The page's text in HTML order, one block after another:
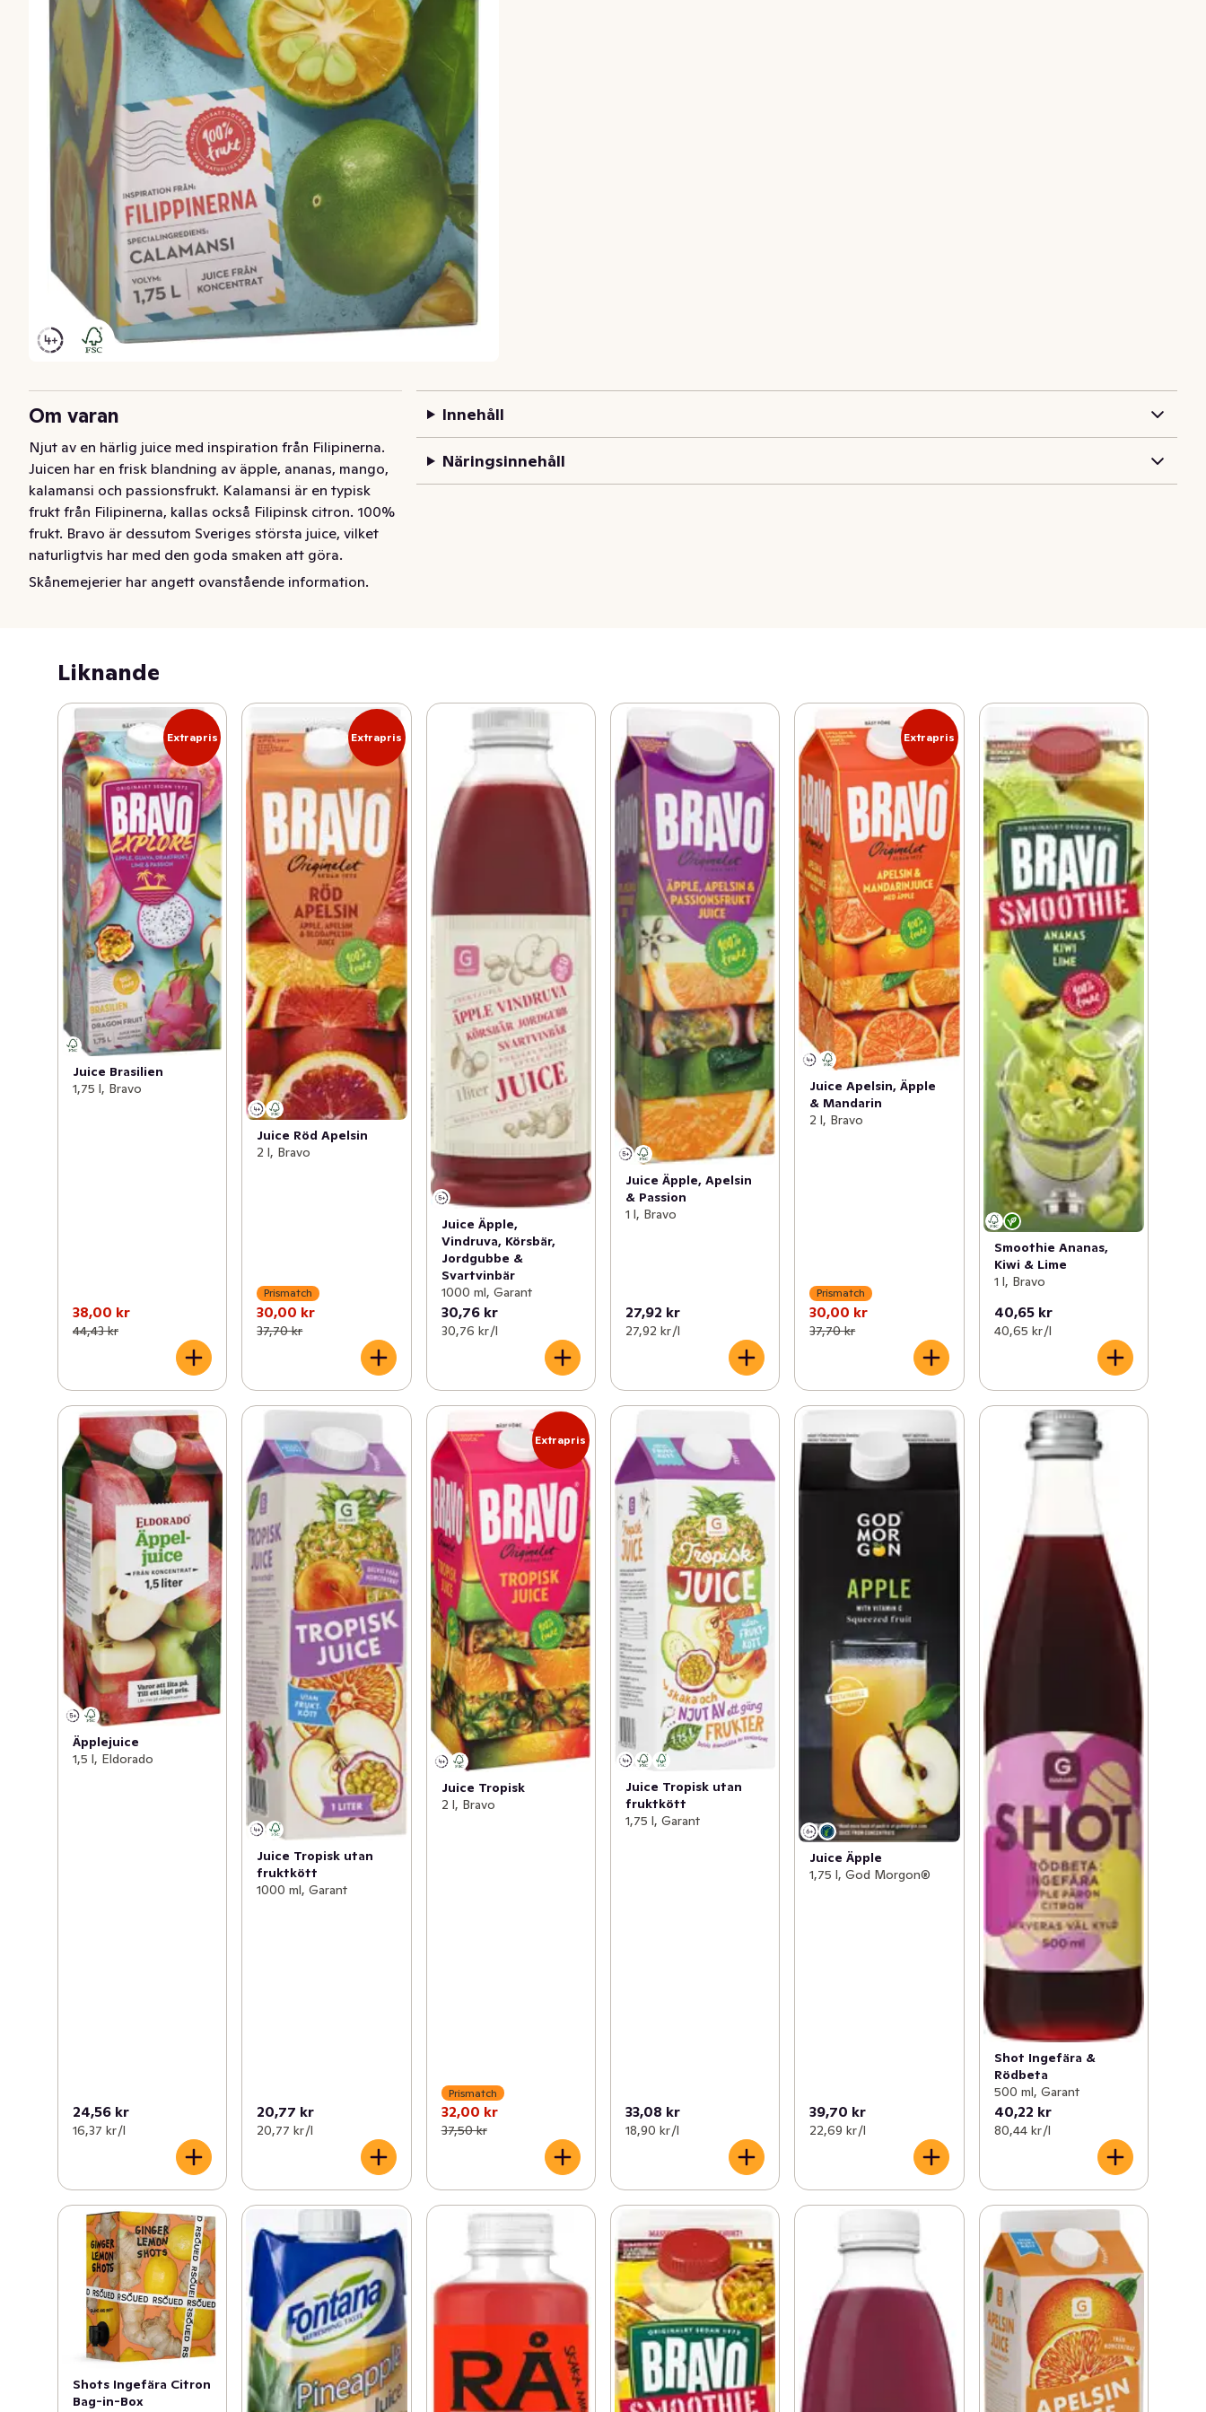
Om varan
Njut av en härlig juice med inspiration från Filipinerna.
Juicen har en frisk blandning av äpple, ananas, mango,
kalamansi och passionsfrukt. Kalamansi är en typisk
frukt från Filipinerna, kallas också Filipinsk citron. 100%
frukt. Bravo är dessutom Sveriges största juice, vilket
naturligtvis har med den goda smaken att göra.
Njut av en härlig juice med inspiration från Filippinerna.
100% frukt. Bravo är dessutom Sveriges största juice,
Skånemejerier har angett ovanstående information.
Innehåll
Näringsinnehåll
Liknande
Extrapris
Juice Brasilien
1,75 l, Bravo
38,00 kr
44,43 kr
Extrapris
Juice Röd Apelsin
2 l, Bravo
Prismatch
30,00 kr
37,70 kr
Juice Äpple,
Vindruva, Körsbär,
Jordgubbe &
Svartvinbär
1000 ml, Garant
30,76 kr
30,76 kr /l
Juice Äpple, Apelsin
& Passion
1 l, Bravo
27,92 kr
27,92 kr /l
Extrapris
Juice Apelsin, Äpple
& Mandarin
2 l, Bravo
Prismatch
30,00 kr
37,70 kr
Smoothie Ananas,
Kiwi & Lime
1 l, Bravo
40,65 kr
40,65 kr /l
Äpplejuice
1,5 l, Eldorado
24,56 kr
16,37 kr /l
Juice Tropisk utan
fruktkött
1000 ml, Garant
20,77 kr
20,77 kr /l
Extrapris
Juice Tropisk
2 l, Bravo
Prismatch
32,00 kr
37,50 kr
Juice Tropisk utan
fruktkött
1,75 l, Garant
33,08 kr
18,90 kr /l
Juice Äpple
1,75 l, God Morgon®
39,70 kr
22,69 kr /l
Shot Ingefära &
Rödbeta
500 ml, Garant
40,22 kr
80,44 kr /l
Shots Ingefära Citron
Bag-in-Box